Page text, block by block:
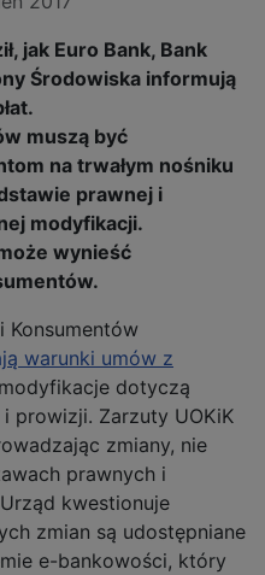
jak Euro Bank, Bank
Środowiska informują
muszą być
na trwałym nośniku
prawnej i
modyfikacji.
wynieść
Konsumentów
warunki umów z
dotyczą
prowizji. Zarzuty UOKiK
zmiany, nie
prawnych i
kwestionuje
zmian są udostępniane
e-bankowości, który